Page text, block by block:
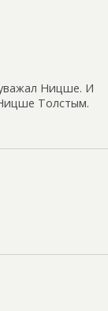
Ницше. И
Толстым.